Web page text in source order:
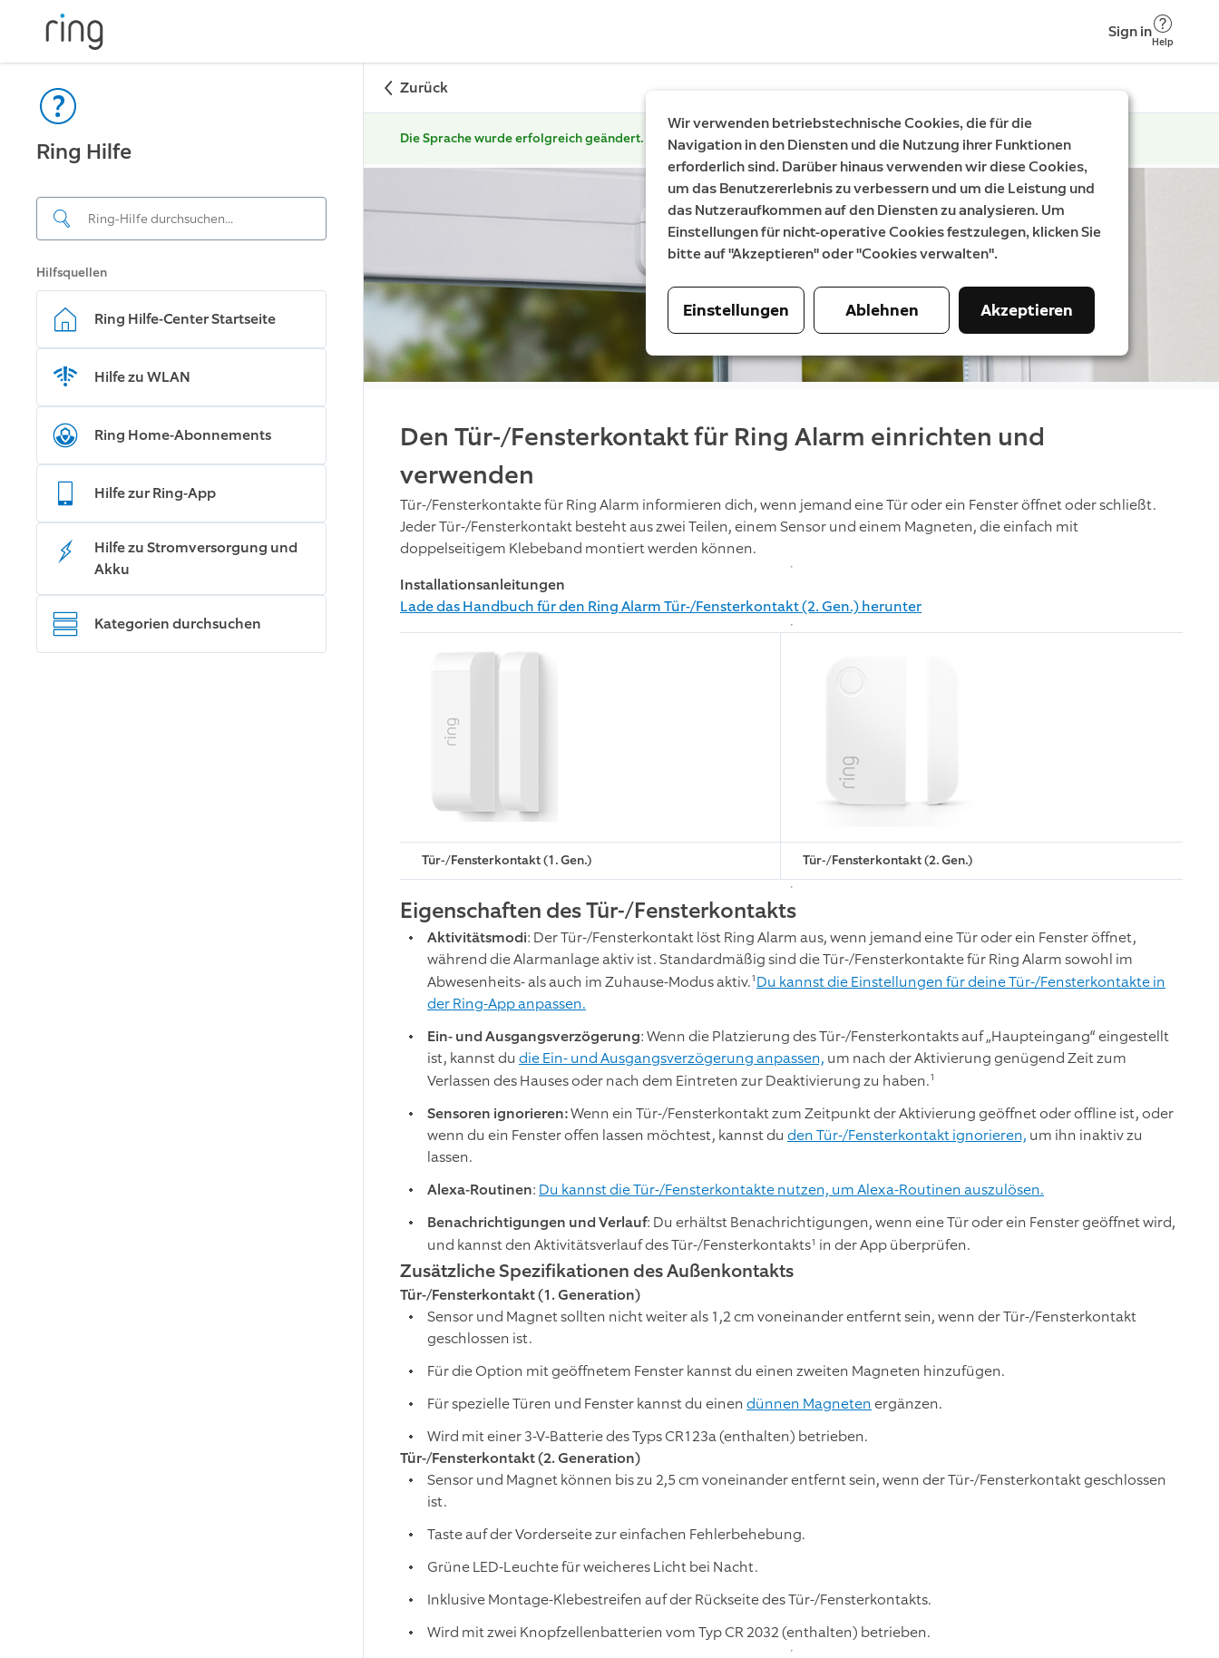
Sign in
Help
Ring Hilfe
Hilfsquellen
Ring Hilfe-Center Startseite
Hilfe zu WLAN
Ring Home-Abonnements
Hilfe zur Ring-App
Hilfe zu Stromversorgung und
Akku
Kategorien durchsuchen
Zurück
Die Sprache wurde erfolgreich geändert.
Den Tür-/Fensterkontakt für Ring Alarm einrichten und
verwenden
Tür-/Fensterkontakte für Ring Alarm informieren dich, wenn jemand eine Tür oder ein Fenster öffnet oder schließt.
Jeder Tür-/Fensterkontakt besteht aus zwei Teilen, einem Sensor und einem Magneten, die einfach mit
doppelseitigem Klebeband montiert werden können.
Installationsanleitungen
Lade das Handbuch für den Ring Alarm Tür-/Fensterkontakt (2. Gen.) herunter
Tür-/Fensterkontakt (1. Gen.) Tür-/Fensterkontakt (2. Gen.)
Eigenschaften des Tür-/Fensterkontakts
Aktivitätsmodi: Der Tür-/Fensterkontakt löst Ring Alarm aus, wenn jemand eine Tür oder ein Fenster öffnet,
während die Alarmanlage aktiv ist. Standardmäßig sind die Tür-/Fensterkontakte für Ring Alarm sowohl im
Abwesenheits- als auch im Zuhause-Modus aktiv.1 Du kannst die Einstellungen für deine Tür-/Fensterkontakte in
der Ring-App anpassen.
Ein- und Ausgangsverzögerung: Wenn die Platzierung des Tür-/Fensterkontakts auf „Haupteingang“ eingestellt
ist, kannst du die Ein- und Ausgangsverzögerung anpassen, um nach der Aktivierung genügend Zeit zum
Verlassen des Hauses oder nach dem Eintreten zur Deaktivierung zu haben.1
Sensoren ignorieren:Wenn ein Tür-/Fensterkontakt zum Zeitpunkt der Aktivierung geöffnet oder offline ist, oder
wenn du ein Fenster offen lassen möchtest, kannst du den Tür-/Fensterkontakt ignorieren, um ihn inaktiv zu
lassen.
Alexa-Routinen: Du kannst die Tür-/Fensterkontakte nutzen, um Alexa-Routinen auszulösen.
Benachrichtigungen und Verlauf: Du erhältst Benachrichtigungen, wenn eine Tür oder ein Fenster geöffnet wird,
und kannst den Aktivitätsverlauf des Tür-/Fensterkontakts1 in der App überprüfen.
Zusätzliche Spezifikationen des Außenkontakts
Tür-/Fensterkontakt (1. Generation)
Sensor und Magnet sollten nicht weiter als 1,2 cm voneinander entfernt sein, wenn der Tür-/Fensterkontakt
geschlossen ist.
Für die Option mit geöffnetem Fenster kannst du einen zweiten Magneten hinzufügen.
Für spezielle Türen und Fenster kannst du einen dünnen Magnetenergänzen.
Wird mit einer 3-V-Batterie des Typs CR123a (enthalten) betrieben.
Tür-/Fensterkontakt (2. Generation)
Sensor und Magnet können bis zu 2,5 cm voneinander entfernt sein, wenn der Tür-/Fensterkontakt geschlossen
ist.
Taste auf der Vorderseite zur einfachen Fehlerbehebung.
Grüne LED-Leuchte für weicheres Licht bei Nacht.
Inklusive Montage-Klebestreifen auf der Rückseite des Tür-/Fensterkontakts.
Wird mit zwei Knopfzellenbatterien vom Typ CR 2032 (enthalten) betrieben.
Wir verwenden betriebstechnische Cookies, die für die
Navigation in den Diensten und die Nutzung ihrer Funktionen
erforderlich sind. Darüber hinaus verwenden wir diese Cookies,
um das Benutzererlebnis zu verbessern und um die Leistung und
das Nutzeraufkommen auf den Diensten zu analysieren. Um
Einstellungen für nicht-operative Cookies festzulegen, klicken Sie
bitte auf "Akzeptieren" oder "Cookies verwalten".
Einstellungen Ablehnen Akzeptieren